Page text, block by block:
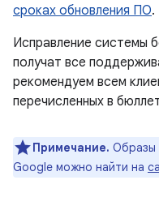
сроках обновления ПО.
Исправление системы
получат все
рекомендуем всем
перечисленных в
Примечание. Образы
Google можно найти на